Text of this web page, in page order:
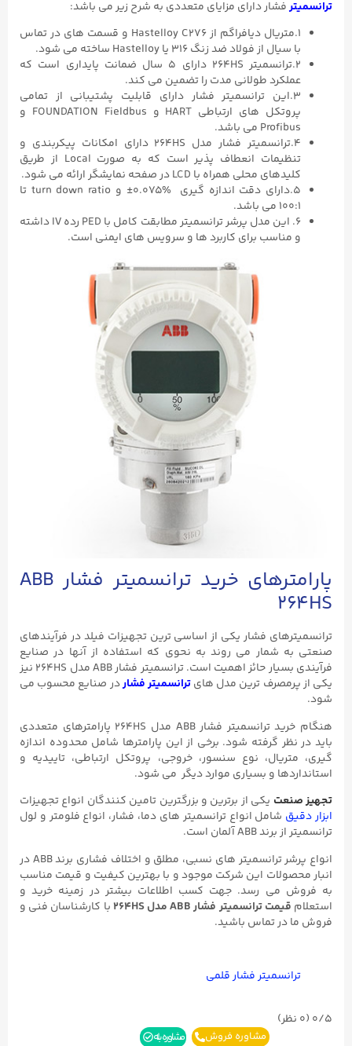
ترانسمیترفشار دارای مزایای متعددی به شرح زیر می باشد:
۱.متریال دیافراگم از Hastelloy C276 و قسمت های در تماس
با سیال از فولاد ضد زنگ ۳۱۶ یا Hastelloy ساخته می شود.
۲.ترانسمیتر 264HS دارای ۵ سال ضمانت پایداری است که
عملکرد طولانی مدت را تضمین می کند.
۳.این ترانسمیتر فشار دارای قابلیت پشتیبانی از تمامی
پروتکل های ارتباطی HART و FOUNDATION Fieldbus و
Profibus می باشد.
۴.ترانسمیتر فشار مدل 264HS دارای امکانات پیکربندی و
تنظیمات انعطاف پذیر است که به صورت Local از طریق
کلیدهای محلی همراه با LCD در صفحه نمایشگر ارائه می شود.
۵.دارای دقت اندازه گیری %۰.۰۷۵± و turn down ratio تا
۱۰۰:۱ می باشد.
۶. این مدل پرشر ترانسمیتر مطابقت کامل با PED رده IV داشته
و مناسب برای کاربرد ها و سرویس های ایمنی است.
پارامترهای خرید ترانسمیتر فشار ABB
264HS
ترانسمیترهای فشار یکی از اساسی ترین تجهیزات فیلد در فرآیندهای
صنعتی به شمار می روند به نحوی که استفاده از آنها در صنایع
فرآیندی بسیار حائز اهمیت است. ترانسمیتر فشار ABB مدل 264HS نیز
یکی از پرمصرف ترین مدل هایترانسمیتر فشاردر صنایع محسوب می
شود.
هنگام خرید ترانسمیتر فشار ABB مدل 264HS پارامترهای متعددی
باید در نظر گرفته شود. برخی از این پارامترها شامل محدوده اندازه
گیری، متریال، نوع سنسور، خروجی، پروتکل ارتباطی، تاییدیه و
استانداردها و بسیاری موارد دیگر می شود.
تجهیز صنعت یکی از برترین و بزرگترین تامین کنندگان انواع تجهیزات
ابزار دقیق شامل انواع ترانسمیتر های دما، فشار، انواع فلومتر و لول
ترانسمیتر از برند ABB آلمان است.
انواع پرشر ترانسمیتر های نسبی، مطلق و اختلاف فشاری برند ABB در
انبار محصولات این شرکت موجود و با بهترین کیفیت و قیمت مناسب
به فروش می رسد. جهت کسب اطلاعات بیشتر در زمینه خرید و
استعلام قیمت ترانسمیتر فشار ABB مدل 264HS
با کارشناسان فنی و
فروش ما در تماس باشید.
ترانسمیتر فشار قلمی
0/5 (۰ نظر)
مشاوره فروش مشاوره بله